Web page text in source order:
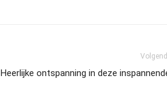
Heerlijke ontspanning in deze